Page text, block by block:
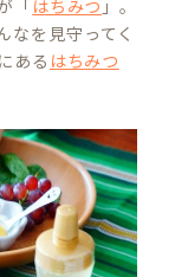
「はちみつ 」。
なを見守ってく
ある はちみつ